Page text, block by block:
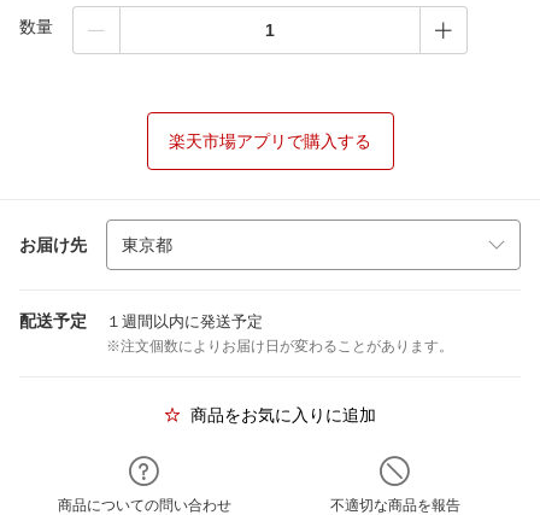
数量
楽天市場アプリで購入する
お届け先
配送予定 １週間以内に発送予定
※注文個数によりお届け日が変わることがあります。
商品をお気に入りに追加
商品についての問い合わせ 不適切な商品を報告